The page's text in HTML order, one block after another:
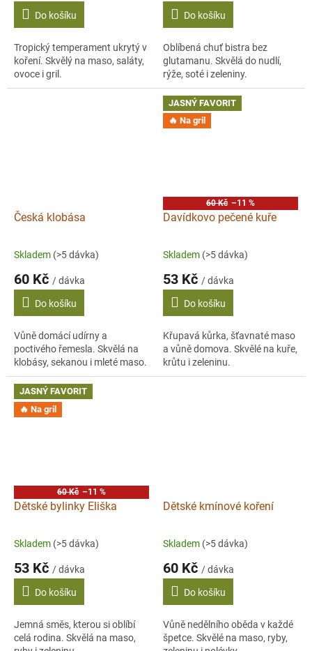
Do košíku
Tropický temperament ukrytý v
koření. Skvělý na maso, saláty,
ovoce i gril.
Do košíku
Oblíbená chuť bistra bez
glutamanu. Skvělá do nudlí,
rýže, soté i zeleniny.
Česká klobása
Skladem (>5 dávka)
60 Kč / dávka
Do košíku
Vůně domácí udírny a
poctivého řemesla. Skvělá na
klobásy, sekanou i mleté maso.
JASNÝ FAVORIT
🔥 Na gril
60 Kč –11 %
Davídkovo pečené kuře
Skladem (>5 dávka)
53 Kč / dávka
Do košíku
Křupavá kůrka, šťavnaté maso
a vůně domova. Skvělé na kuře,
krůtu i zeleninu.
JASNÝ FAVORIT
🔥 Na gril
60 Kč –11 %
Dětské bylinky Eliška
Skladem (>5 dávka)
53 Kč / dávka
Do košíku
Jemná směs, kterou si oblíbí
celá rodina. Skvělá na maso,
Dětské kmínové koření
Skladem (>5 dávka)
60 Kč / dávka
Do košíku
Vůně nedělního oběda v každé
špetce. Skvělé na maso, ryby,